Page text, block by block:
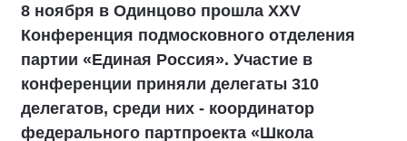
8 ноября в Одинцово прошла XXV
Конференция подмосковного отделения
партии «Единая Россия». Участие в
конференции приняли делегаты 310
делегатов, среди них - координатор
федерального партпроекта «Школа